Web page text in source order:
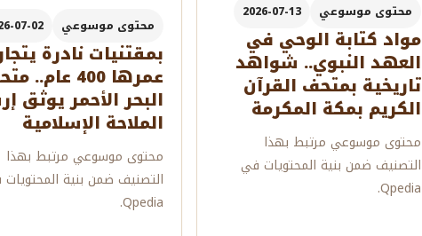
محتوى موسوعي 2026-07-13
مواد كتابة الوحي في
العهد النبوي.. شواهد
تاريخية بمتحف القرآن
الكريم بمكة المكرمة
محتوى موسوعي مرتبط بهذا
التصنيف ضمن بنية المحتويات في
Qpedia.
محتوى موسوعي 07-02
بمقتنيات نادرة
عمرها 400
البحر الأحمر يوثق
الملاحة الإسلامية
محتوى موسوعي مرتبط بهذا
التصنيف ضمن بنية
Qpedia.